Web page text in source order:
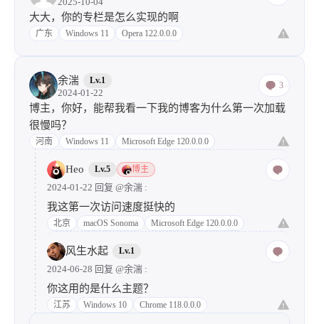
大大，你的专栏是怎么实现的啊
广东 Windows 11 Opera 122.0.0.0
余湍 Lv.1
2024-01-22
3
博主，你好，能帮我看一下我的博客为什么第一次加载
很慢吗？
河南 Windows 11 Microsoft Edge 120.0.0.0
Heo Lv.5 博主
2024-01-22 回复 @余湍 :
我这第一次访问速度挺快的
北京 macOS Sonoma Microsoft Edge 120.0.0.0
风生水起 Lv.1
2024-06-28 回复 @余湍 :
你这用的是什么主题？
江苏 Windows 10 Chrome 118.0.0.0